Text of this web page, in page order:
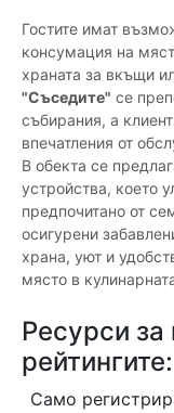
Гостите имат
консумация на
храната за вкъщи
"Съседите" се
събирания, а
впечатления от
В обекта се
устройства, което
предпочитано от
осигурени
храна, уют и
място в
Ресурси за
рейтингите:
Само